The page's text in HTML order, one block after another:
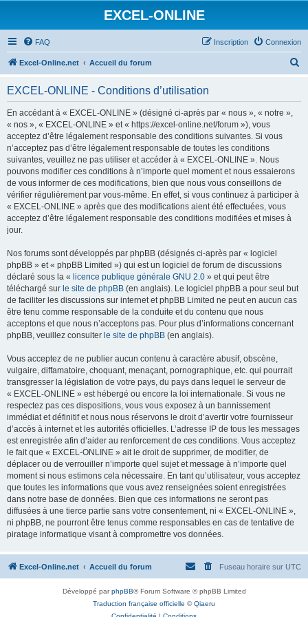
EXCEL-ONLINE
FAQ Connexion
Inscription
Excel-Online.net Accueil du forum
EXCEL-ONLINE - Conditions d’utilisation
En accédant à « EXCEL-ONLINE » (désigné ci-après par « nous », « notre »,
« nos », « EXCEL-ONLINE » et « https://excel-online.net/forum »), vous
acceptez d’être légalement responsable des conditions suivantes. Si vous
n’acceptez pas d’être légalement responsable de toutes les conditions
suivantes, veuillez ne pas utiliser et accéder à « EXCEL-ONLINE ». Nous
pouvons modifier ces conditions à n’importe quel moment et nous essaierons
de vous informer de ces modifications, bien que nous vous conseillons de
vérifier régulièrement par vous-même. En effet, si vous continuez à participer à
« EXCEL-ONLINE » après que des modifications aient été effectuées, vous
acceptez d’être légalement responsable des conditions modifiées et mises à
jour.
Nos forums sont développés par phpBB (désignés ci-après par « logiciel
phpBB » et « phpBB Limited ») qui est un logiciel de forum de discussions
déclaré sous la « licence publique générale GNU 2.0 » et qui peut être
téléchargé sur le site de phpBB (en anglais). Le logiciel phpBB a pour seul but
de faciliter les discussions sur internet et phpBB Limited ne peut en aucun cas
être tenu comme responsable de la conduite et du contenu que nous
acceptons et que nous n’acceptons pas. Pour plus d’informations concernant
phpBB, veuillez consulter le site de phpBB (en anglais).
Vous acceptez de ne publier aucun contenu à caractère abusif, obscène,
vulgaire, diffamatoire, choquant, menaçant, pornographique, etc. qui pourrait
transgresser la législation de votre pays, du pays dans lequel le serveur de
« EXCEL-ONLINE » est hébergé ou encore la loi internationale. Si vous ne
respectez pas ces dispositions, vous vous exposez à un bannissement
immédiat et définitif et nous nous réservons le droit d’avertir votre fournisseur
d’accès à internet et les autorités officielles. L’adresse IP de tous les messages
est enregistrée afin d’aider au renforcement de ces conditions. Vous acceptez
le fait que « EXCEL-ONLINE » ait le droit de supprimer, de modifier, de
déplacer ou de verrouiller n’importe quel sujet et message à n’importe quel
moment si nous estimons cela nécessaire. En tant qu’utilisateur, vous acceptez
que toutes les informations que vous avez renseignées soient enregistrées
dans notre base de données. Bien que ces informations ne seront pas
diffusées à une tierce partie sans votre consentement, ni « EXCEL-ONLINE »,
ni phpBB, ne pourront être tenus comme responsables en cas de tentative de
piratage informatique visant à compromettre vos données.
Excel-Online.net Accueil du forum Fuseau horaire sur UTC
Développé parphpBB® Forum Software © phpBB Limited
Traduction française officielle ©Qiaeru